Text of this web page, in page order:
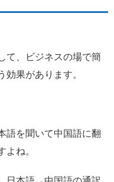
て、ビジネスの場で簡
果があります。
語を聞いて中国語に翻
よね。